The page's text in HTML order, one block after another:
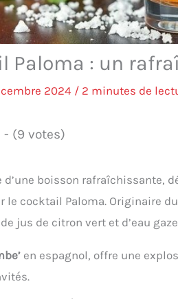
Paloma : un
2024 / 2 minutes de
- (9 votes)
d’une boisson rafraîchissante,
le cocktail Paloma. Originaire
jus de citron vert et d’eau
en espagnol, offre une